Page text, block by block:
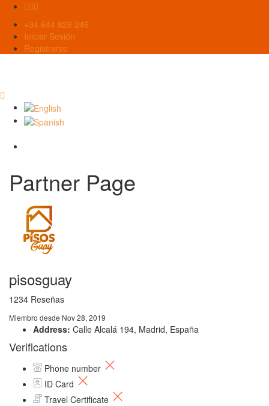
+34 644 826 246
Iniciar Sesión
Registrarse
Partner Page
pisosguay
1234 Reseñas
Miembro desde Nov 28, 2019
Address: Calle Alcalá 194, Madrid, España
Verifications
Phone number
ID Card
Travel Certificate